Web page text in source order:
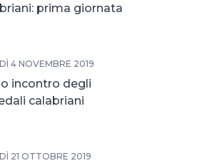
prima giornata
4 NOVEMBRE 2019
incontro degli
calabriani
21 OTTOBRE 2019